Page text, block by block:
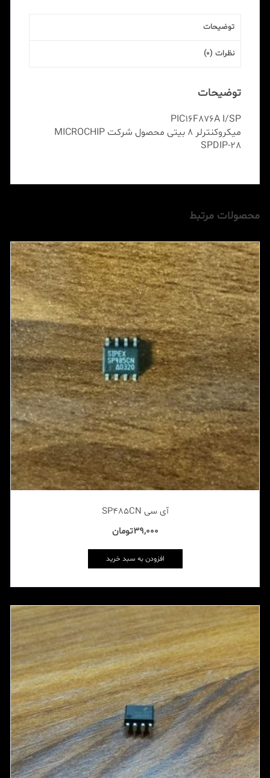
توضیحات
نظرات (0)
توضیحات
PIC16F876A I/SP
میکروکنترلر 8 بیتی محصول شرکت MICROCHIP
SPDIP-28
محصولات مرتبط
آی سی SP485CN
39,000تومان
افزودن به سبد خرید